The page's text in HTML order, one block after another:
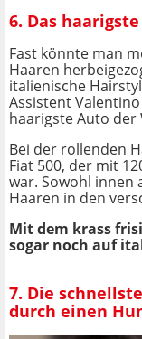
6. Das
Fast könnte man
Haaren
italienische
Assistent
haarigste Auto der
Bei der rollenden
Fiat 500, der mit
war. Sowohl innen
Haaren in den
Mit dem krass
sogar noch auf
7. Die
durch einen